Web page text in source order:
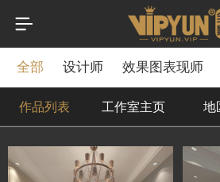
全部 设计师 效果图表现师
作品列表 工作室主页 地